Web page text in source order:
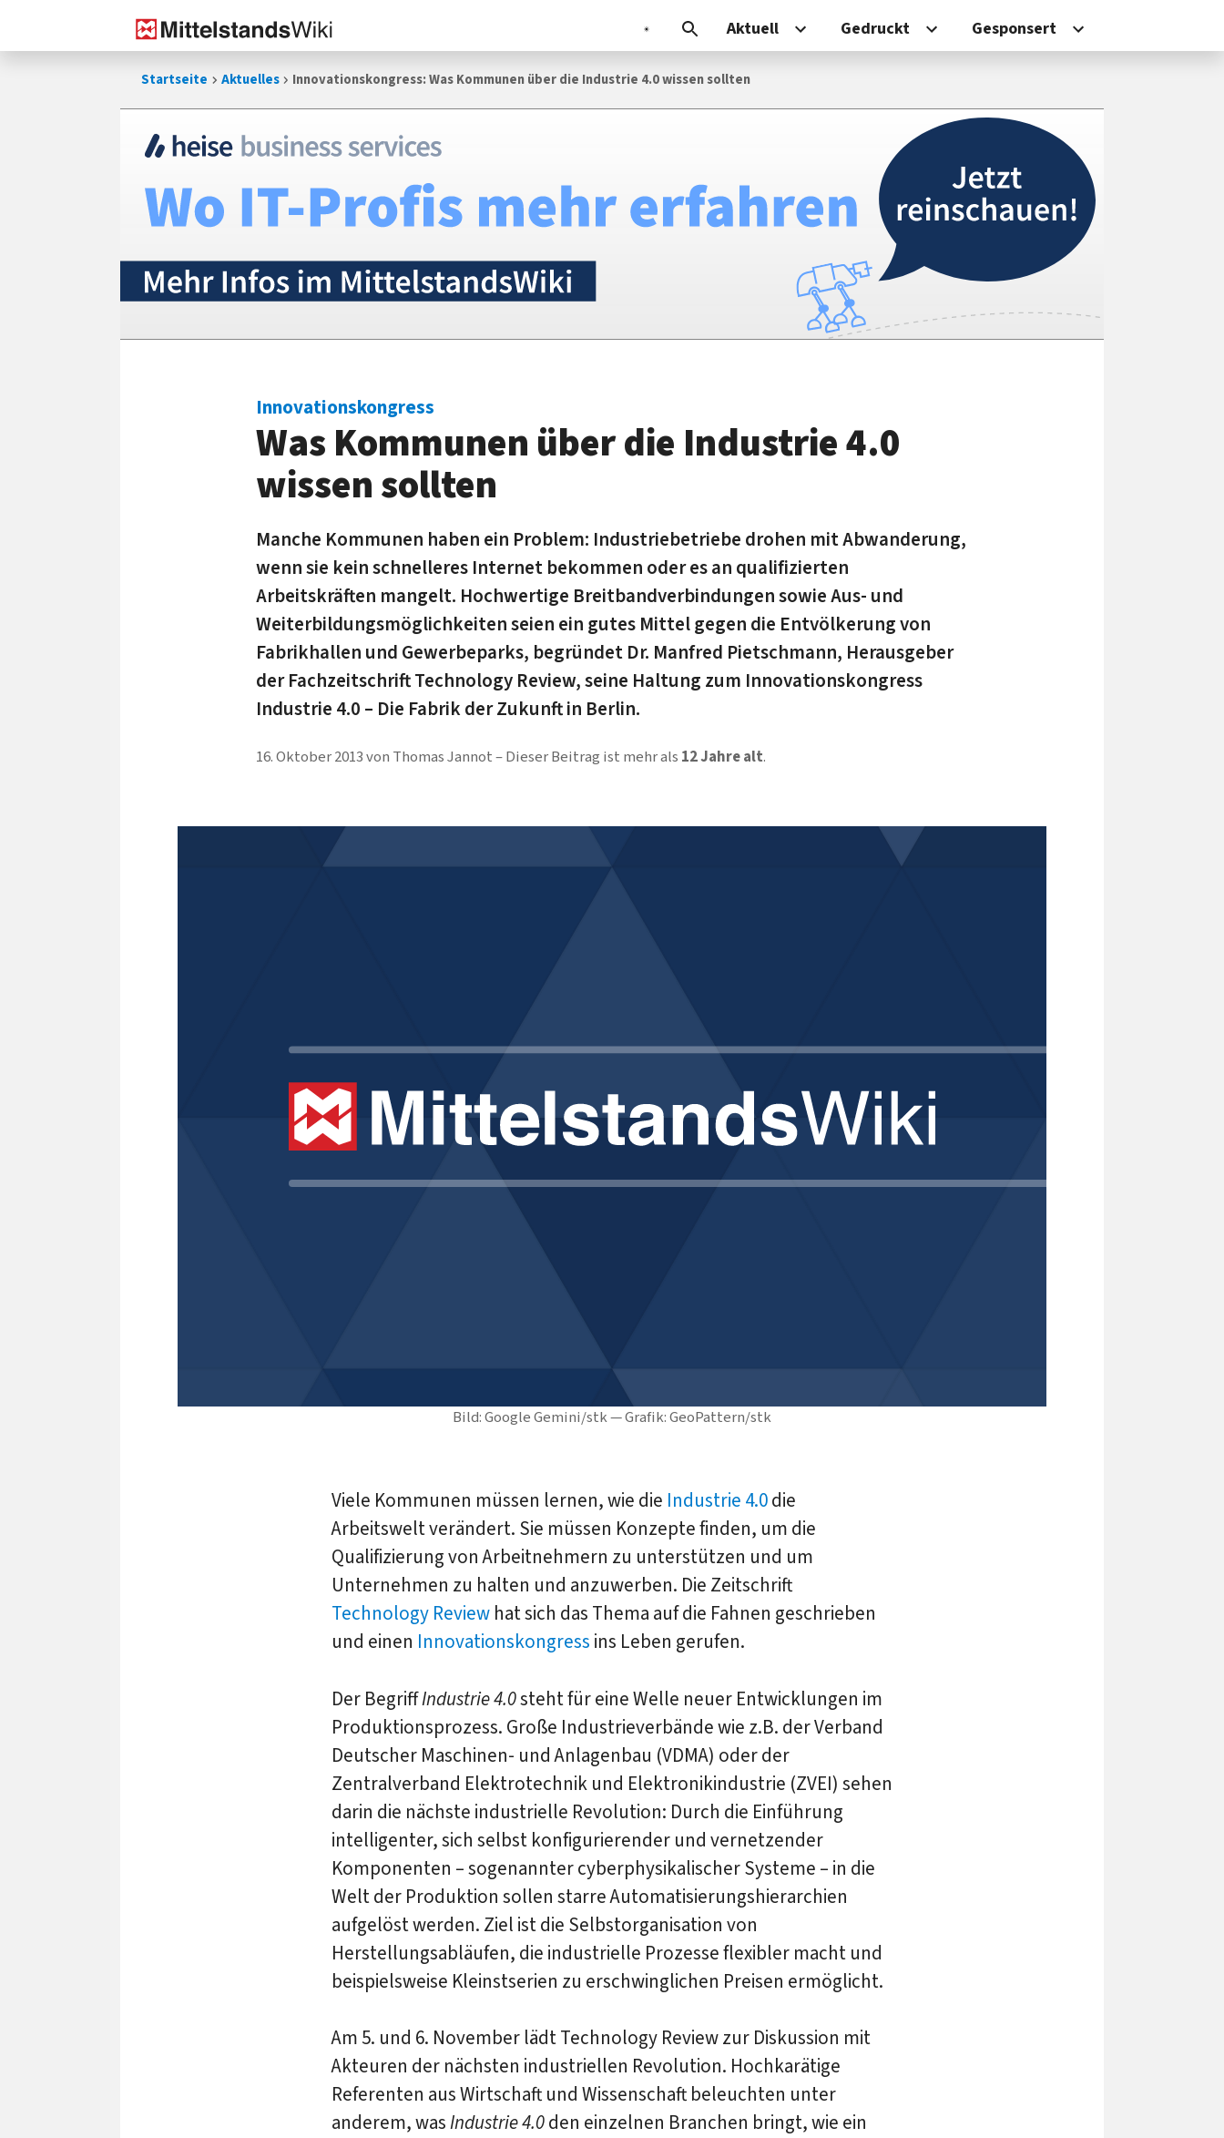
Aktuell Gedruckt Gesponsert
Startseite Aktuelles Innovationskongress: Was Kommunen über die Industrie 4.0 wissen sollten
Bild: Google Gemini/stk — Grafik: GeoPattern/stk
Innovationskongress
Was Kommunen über die Industrie 4.0
wissen sollten
Manche Kommunen haben ein Problem: Industriebetriebe drohen mit Abwanderung,
wenn sie kein schnelleres Internet bekommen oder es an qualifizierten
Arbeitskräften mangelt. Hochwertige Breitbandverbindungen sowie Aus- und
Weiterbildungsmöglichkeiten seien ein gutes Mittel gegen die Entvölkerung von
Fabrikhallen und Gewerbeparks, begründet Dr. Manfred Pietschmann, Herausgeber
der Fachzeitschrift Technology Review, seine Haltung zum Innovationskongress
Industrie 4.0 – Die Fabrik der Zukunft in Berlin.
16. Oktober 2013von Thomas Jannot Dieser Beitrag ist mehr als 12 Jahre alt.
Viele Kommunen müssen lernen, wie die Industrie 4.0die
Arbeitswelt verändert. Sie müssen Konzepte finden, um die
Qualifizierung von Arbeitnehmern zu unterstützen und um
Unternehmen zu halten und anzuwerben. Die Zeitschrift
Technology Review hat sich das Thema auf die Fahnen geschrieben
und einen Innovationskongress ins Leben gerufen.
Der BegriffIndustrie 4.0steht für eine Welle neuer Entwicklungen im
Produktionsprozess. Große Industrieverbände wie z.B. der Verband
Deutscher Maschinen- und Anlagenbau (VDMA) oder der
Zentralverband Elektrotechnik und Elektronikindustrie (ZVEI) sehen
darin die nächste industrielle Revolution: Durch die Einführung
intelligenter, sich selbst konfigurierender und vernetzender
Komponenten – sogenannter cyberphysikalischer Systeme – in die
Welt der Produktion sollen starre Automatisierungshierarchien
aufgelöst werden. Ziel ist die Selbstorganisation von
Herstellungsabläufen, die industrielle Prozesse flexibler macht und
beispielsweise Kleinstserien zu erschwinglichen Preisen ermöglicht.
Am 5. und 6. November lädt Technology Review zur Diskussion mit
Akteuren der nächsten industriellen Revolution. Hochkarätige
Referenten aus Wirtschaft und Wissenschaft beleuchten unter
anderem, wasIndustrie 4.0den einzelnen Branchen bringt, wie ein